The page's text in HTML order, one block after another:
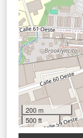
200 m
500 ft